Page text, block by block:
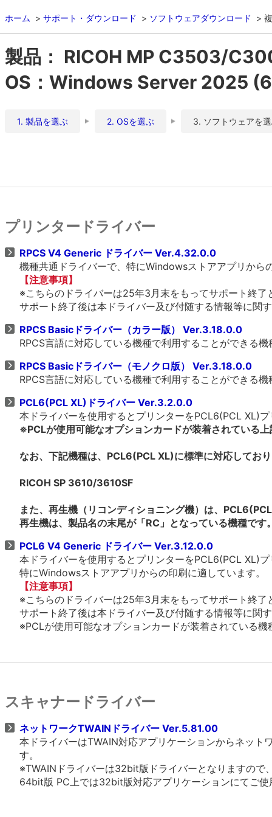
ホーム サポート・ダウンロード ソフトウェアダウンロード
製品： RICOH MP C3503/
OS：Windows Server 2025
1. 製品を選ぶ 2. OSを選ぶ 3. ソフトウェアを
プリンタードライバー
RPCS V4 Generic ドライバー Ver.4.32.0.0
機種共通ドライバーで、特にWindowsストアアプリから
【注意事項】
※こちらのドライバーは25年3月末をもってサポート終了
サポート終了後は本ドライバー及び付随する情報等に関
RPCS Basicドライバー（カラー版） Ver.3.18.0.0
RPCS言語に対応している機種で利用することができる
RPCS Basicドライバー（モノクロ版） Ver.3.18.0.0
RPCS言語に対応している機種で利用することができる
PCL6(PCL XL)ドライバー Ver.3.2.0.0
本ドライバーを使用するとプリンターをPCL6(PCL XL)
※PCLが使用可能なオプションカードが装着されている
なお、下記機種は、PCL6(PCL XL)に標準に対応してお
RICOH SP 3610/3610SF
また、再生機（リコンディショニング機）は、
再生機は、製品名の末尾が「RC」となっている機種です
PCL6 V4 Generic ドライバー Ver.3.12.0.0
本ドライバーを使用するとプリンターをPCL6(PCL XL)
特にWindowsストアアプリからの印刷に適しています。
【注意事項】
※こちらのドライバーは25年3月末をもってサポート終了
サポート終了後は本ドライバー及び付随する情報等に関
※PCLが使用可能なオプションカードが装着されている
スキャナードライバー
ネットワークTWAINドライバー Ver.5.81.00
本ドライバーはTWAIN対応アプリケーションからネッ
す。
※TWAINドライバーは32bit版ドライバーとなりますの
64bit版 PC上では32bit版対応アプリケーションにてご使